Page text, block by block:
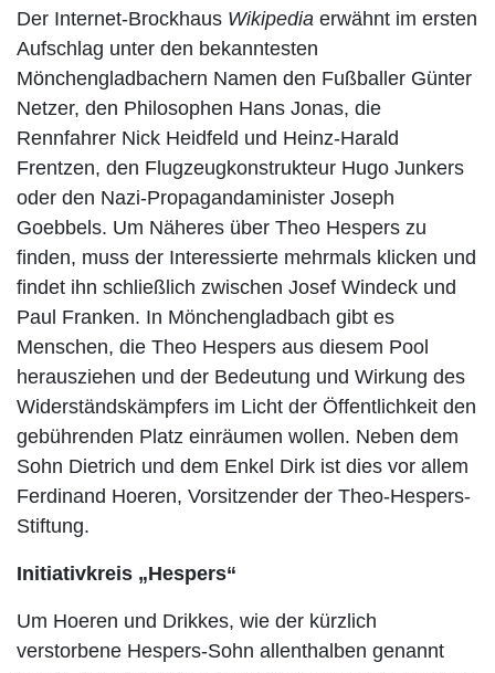
Der Internet-Brockhaus Wikipedia erwähnt im ersten
Aufschlag unter den bekanntesten
Mönchengladbachern Namen den Fußballer Günter
Netzer, den Philosophen Hans Jonas, die
Rennfahrer Nick Heidfeld und Heinz-Harald
Frentzen, den Flugzeugkonstrukteur Hugo Junkers
oder den Nazi-Propagandaminister Joseph
Goebbels. Um Näheres über Theo Hespers zu
finden, muss der Interessierte mehrmals klicken und
findet ihn schließlich zwischen Josef Windeck und
Paul Franken. In Mönchengladbach gibt es
Menschen, die Theo Hespers aus diesem Pool
herausziehen und der Bedeutung und Wirkung des
Widerständskämpfers im Licht der Öffentlichkeit den
gebührenden Platz einräumen wollen. Neben dem
Sohn Dietrich und dem Enkel Dirk ist dies vor allem
Ferdinand Hoeren, Vorsitzender der Theo-Hespers-
Stiftung.
Initiativkreis „Hespers“
Um Hoeren und Drikkes, wie der kürzlich
verstorbene Hespers-Sohn allenthalben genannt